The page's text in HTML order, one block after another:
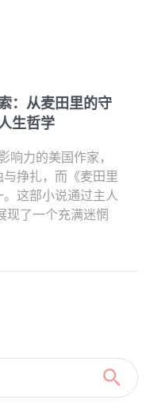
：从麦田里的守
生哲学
响力的美国作家，
挣扎，而《麦田里
这部小说通过主人
现了一个充满迷惘